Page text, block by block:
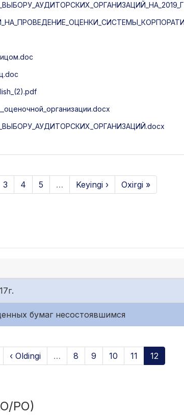
3 4 5 … Keyingi › Oxirgi »
бумаг несостоявшимся
‹ Oldingi … 8 9 10 11 12
PO)